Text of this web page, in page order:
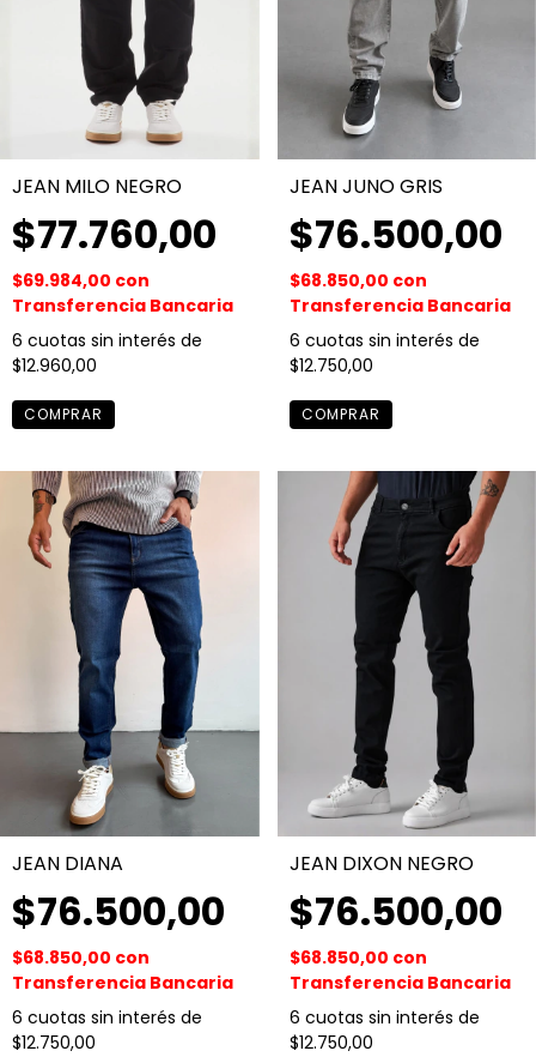
JEAN MILO NEGRO
$77.760,00
$69.984,00 con
Transferencia Bancaria
6 cuotas sin interés de
$12.960,00
COMPRAR
JEAN JUNO GRIS
$76.500,00
$68.850,00 con
Transferencia Bancaria
6 cuotas sin interés de
$12.750,00
COMPRAR
JEAN DIANA
$76.500,00
$68.850,00 con
Transferencia Bancaria
6 cuotas sin interés de
$12.750,00
JEAN DIXON NEGRO
$76.500,00
$68.850,00 con
Transferencia Bancaria
6 cuotas sin interés de
$12.750,00